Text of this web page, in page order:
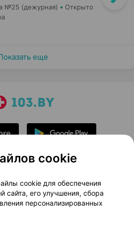
№25 (дежурная) Открыто
еще
Новости проекта
Медицинский маркетинг
договор
Доставка
cookie
cookie для обеспечения
сайта, его улучшения, сбора
персонализированных